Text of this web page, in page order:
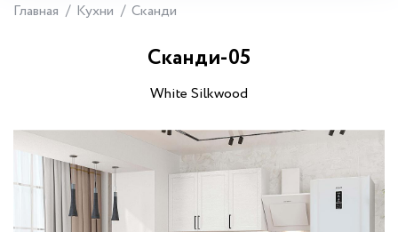
Главная Кухни Сканди
Сканди-05
White Silkwood